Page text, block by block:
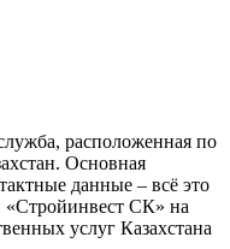
расположенная по
Основная
данные – всё это
СК» на
услуг Казахстана